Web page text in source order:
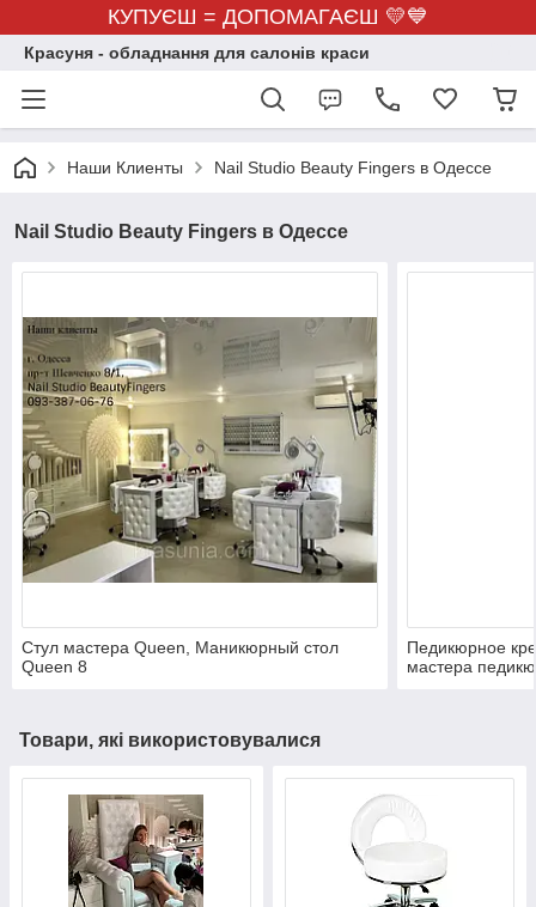
КУПУЄШ = ДОПОМАГАЄШ 💛💙
Красуня - обладнання для салонів краси
Наши Клиенты Nail Studio Beauty Fingers в Одессе
Nail Studio Beauty Fingers в Одессе
Стул мастера Queen, Маникюрный стол
Queen 8
Педикюрное
мастера
Товари, які використовувалися